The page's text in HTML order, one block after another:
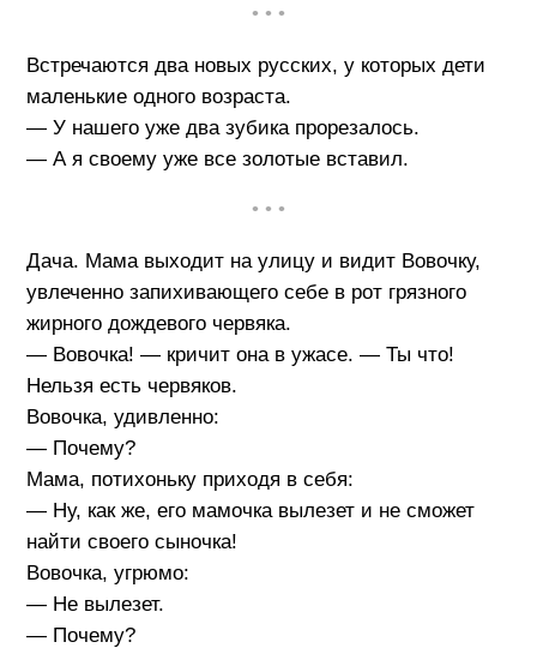
• • •
Встречаются два новых русских, у которых дети
маленькие одного возраста.
— У нашего уже два зубика прорезалось.
— А я своему уже все золотые вставил.
• • •
Дача. Мама выходит на улицу и видит Вовочку,
увлеченно запихивающего себе в рот грязного
жирного дождевого червяка.
— Вовочка! — кричит она в ужасе. — Ты что!
Нельзя есть червяков.
Вовочка, удивленно:
— Почему?
Мама, потихоньку приходя в себя:
— Ну, как же, его мамочка вылезет и не сможет
найти своего сыночка!
Вовочка, угрюмо:
— Не вылезет.
— Почему?